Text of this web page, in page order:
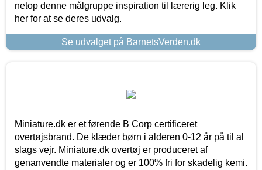
netop denne målgruppe inspiration til lærerig leg. Klik
her for at se deres udvalg.
Se udvalget på BarnetsVerden.dk
Miniature.dk er et førende B Corp certificeret
overtøjsbrand. De klæder børn i alderen 0-12 år på til al
slags vejr. Miniature.dk overtøj er produceret af
genanvendte materialer og er 100% fri for skadelig kemi.